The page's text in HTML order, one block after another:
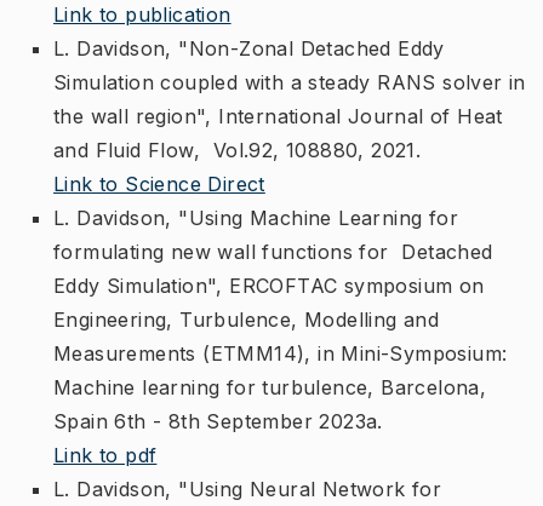
Link to publication
L. Davidson, "Non-Zonal Detached Eddy
Simulation coupled with a steady RANS solver in
the wall region", International Journal of Heat
and Fluid Flow, Vol.92, 108880, 2021.
Link to Science Direct
L. Davidson, "Using Machine Learning for
formulating new wall functions for Detached
Eddy Simulation", ERCOFTAC symposium on
Engineering, Turbulence, Modelling and
Measurements (ETMM14), in Mini-Symposium:
Machine learning for turbulence, Barcelona,
Spain 6th - 8th September 2023a.
Link to pdf
L. Davidson, "Using Neural Network for